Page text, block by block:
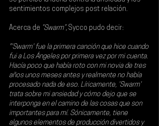
sentimientos complejos post relación.
Acerca de “Swarm”, Sycco pudo decir:
"'Swarm' fue la primera canción que hice cuando
fui a Los Ángeles por primera vez por mi cuenta.
Hacía poco que había roto con mi novia de tres
años unos meses antes y realmente no había
procesado nada de eso. Líricamente, 'Swarm'
trata sobre mi ansiedad y cómo dejo que se
interponga en el camino de las cosas que son
importantes para mí. Sónicamente, tiene
algunos elementos de producción divertidos y